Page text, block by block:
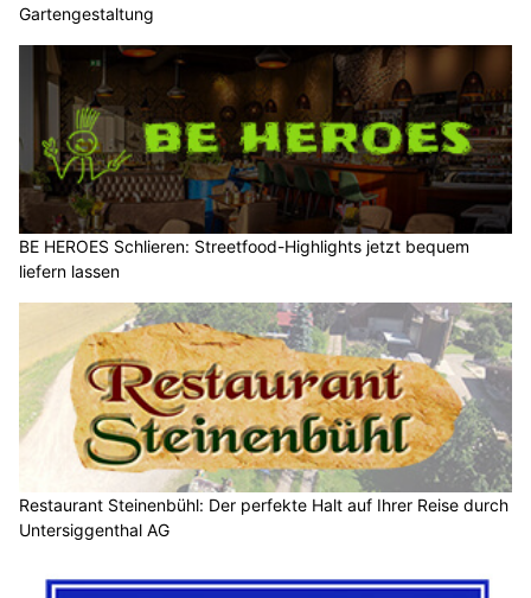
Gartengestaltung
BE HEROES Schlieren: Streetfood-Highlights jetzt bequem
liefern lassen
Restaurant Steinenbühl: Der perfekte Halt auf Ihrer Reise durch
Untersiggenthal AG